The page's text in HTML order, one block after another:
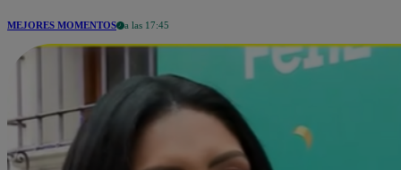
MEJORES MOMENTOS a las 17:45